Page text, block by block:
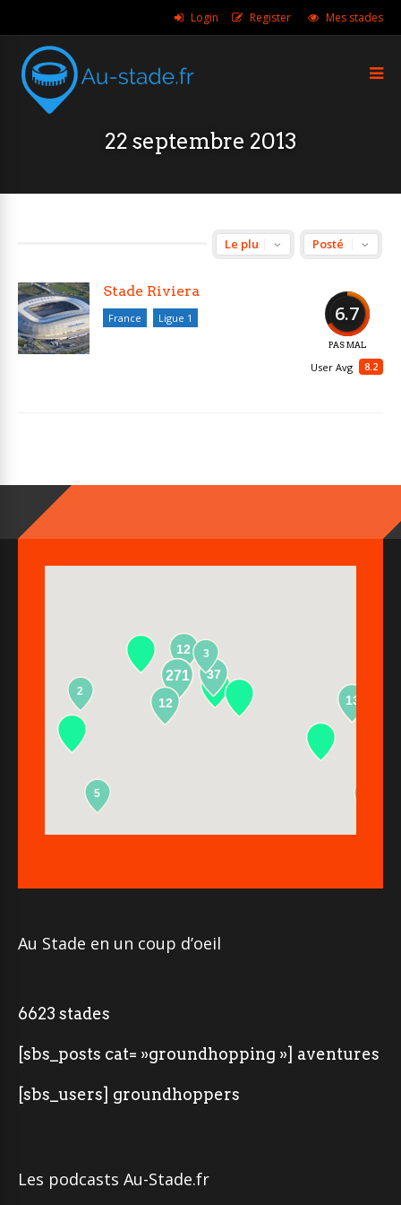
Login Register Mes stades
22 septembre 2013
6.7
PAS MAL
8.2
User Avg
Stade Riviera
France Ligue 1
12
271
13
37
2
5
12
3
Au Stade en un coup d’oeil
6623 stades
[sbs_posts cat= »groundhopping »] aventures
[sbs_users] groundhoppers
Les podcasts Au-Stade.fr